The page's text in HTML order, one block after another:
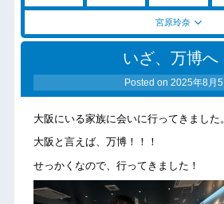
宮原玲奈
いざ、万博へ
Posted on 2025年8月5
大阪にいる家族に会いに行ってきました。
大阪と言えば、万博！！！
せっかくなので、行ってきました！